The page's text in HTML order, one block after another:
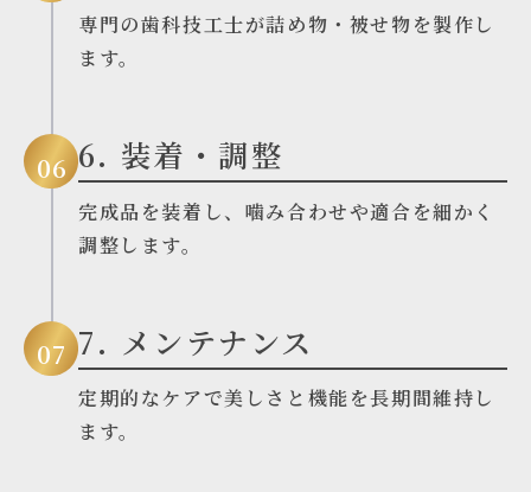
専門の歯科技工士が詰め物・被せ物を製作し
ます。
06 6. 装着・調整
完成品を装着し、噛み合わせや適合を細かく
調整します。
07 7. メンテナンス
定期的なケアで美しさと機能を長期間維持し
ます。